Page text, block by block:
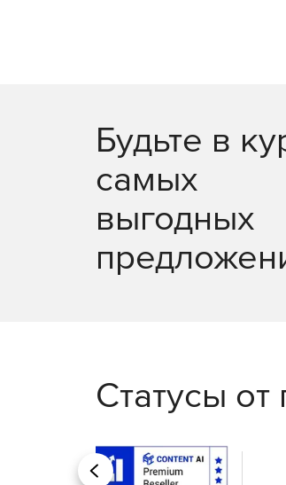
Поддержка широкого
Интеллектуальная
инфраструктуру.
Безопасность в
Полная видимость всех
Автоматизация политики
Покупайте Kaspersky
Будьте в
самых
выгодных
Статусы от
Назад